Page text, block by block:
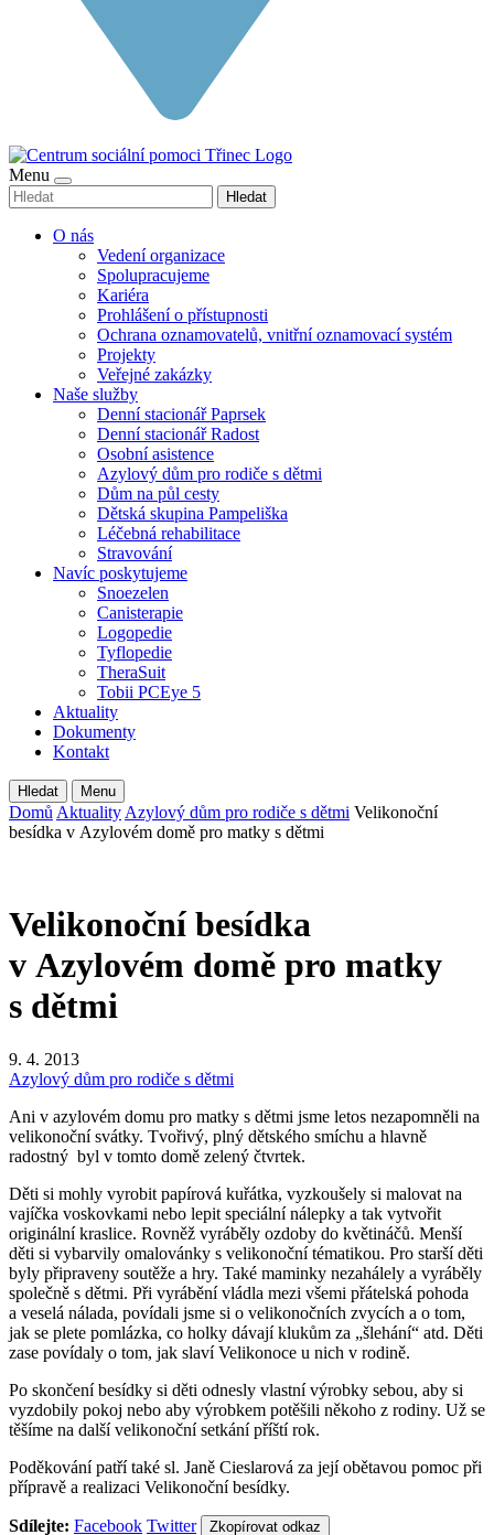
Menu
Hledat
O nás
Vedení organizace
Spolupracujeme
Kariéra
Prohlášení o přístupnosti
Ochrana oznamovatelů, vnitřní oznamovací systém
Projekty
Veřejné zakázky
Naše služby
Denní stacionář Paprsek
Denní stacionář Radost
Osobní asistence
Azylový dům pro rodiče s dětmi
Dům na půl cesty
Dětská skupina Pampeliška
Léčebná rehabilitace
Stravování
Navíc poskytujeme
Snoezelen
Canisterapie
Logopedie
Tyflopedie
TheraSuit
Tobii PCEye 5
Aktuality
Dokumenty
Kontakt
Hledat Menu
Domů Aktuality Azylový dům pro rodiče s dětmi Velikonoční
besídka v Azylovém domě pro matky s dětmi
Velikonoční besídka
v Azylovém domě pro matky
s dětmi
9. 4. 2013
Azylový dům pro rodiče s dětmi
Ani v azylovém domu pro matky s dětmi jsme letos nezapomněli na
velikonoční svátky. Tvořivý, plný dětského smíchu a hlavně
radostný byl v tomto domě zelený čtvrtek.
Děti si mohly vyrobit papírová kuřátka, vyzkoušely si malovat na
vajíčka voskovkami nebo lepit speciální nálepky a tak vytvořit
originální kraslice. Rovněž vyráběly ozdoby do květináčů. Menší
děti si vybarvily omalovánky s velikonoční tématikou. Pro starší děti
byly připraveny soutěže a hry. Také maminky nezahálely a vyráběly
společně s dětmi. Při vyrábění vládla mezi všemi přátelská pohoda
a veselá nálada, povídali jsme si o velikonočních zvycích a o tom,
jak se plete pomlázka, co holky dávají klukům za „šlehání“ atd. Děti
zase povídaly o tom, jak slaví Velikonoce u nich v rodině.
Po skončení besídky si děti odnesly vlastní výrobky sebou, aby si
vyzdobily pokoj nebo aby výrobkem potěšili někoho z rodiny. Už se
těšíme na další velikonoční setkání příští rok.
Poděkování patří také sl. Janě Cieslarová za její obětavou pomoc při
přípravě a realizaci Velikonoční besídky.
Sdílejte: Facebook Twitter Zkopírovat odkaz